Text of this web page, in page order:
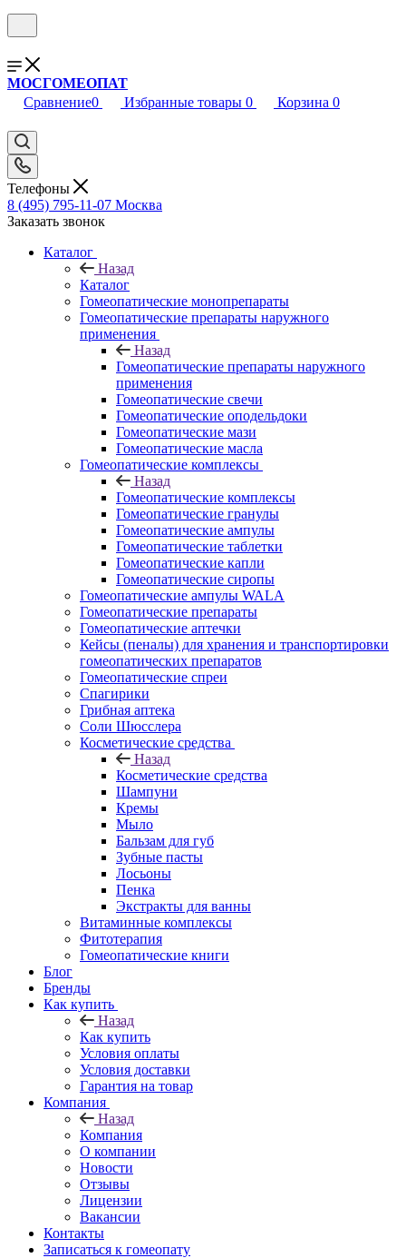
МОСГОМЕОПАТ
Сравнение0 Избранные товары 0 Корзина 0
Телефоны
8 (495) 795-11-07 Москва
Заказать звонок
Каталог
Назад
Каталог
Гомеопатические монопрепараты
Гомеопатические препараты наружного
применения
Назад
Гомеопатические препараты наружного
применения
Гомеопатические свечи
Гомеопатические оподельдоки
Гомеопатические мази
Гомеопатические масла
Гомеопатические комплексы
Назад
Гомеопатические комплексы
Гомеопатические гранулы
Гомеопатические ампулы
Гомеопатические таблетки
Гомеопатические капли
Гомеопатические сиропы
Гомеопатические ампулы WALA
Гомеопатические препараты
Гомеопатические аптечки
Кейсы (пеналы) для хранения и транспортировки
гомеопатических препаратов
Гомеопатические спреи
Спагирики
Грибная аптека
Соли Шюсслера
Косметические средства
Назад
Косметические средства
Шампуни
Кремы
Мыло
Бальзам для губ
Зубные пасты
Лосьоны
Пенка
Экстракты для ванны
Витаминные комплексы
Фитотерапия
Гомеопатические книги
Блог
Бренды
Как купить
Назад
Как купить
Условия оплаты
Условия доставки
Гарантия на товар
Компания
Назад
Компания
О компании
Новости
Отзывы
Лицензии
Вакансии
Контакты
Записаться к гомеопату